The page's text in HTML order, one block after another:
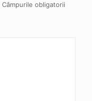
Câmpurile obligatorii